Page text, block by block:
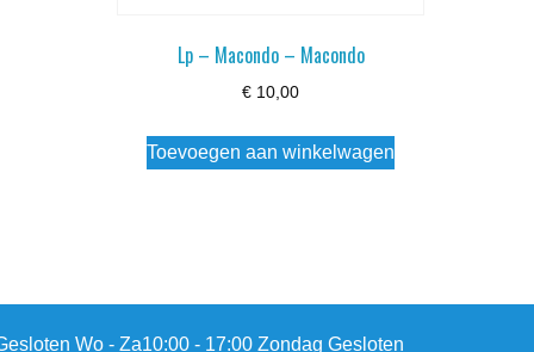
Lp – Macondo – Macondo
€ 10,00
Toevoegen aan winkelwagen
Wo - Za10:00 - 17:00 Zondag Gesloten